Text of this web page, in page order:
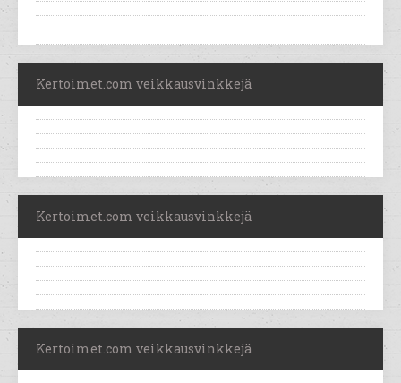
Kertoimet.com veikkausvinkkejä
Kertoimet.com veikkausvinkkejä
Kertoimet.com veikkausvinkkejä